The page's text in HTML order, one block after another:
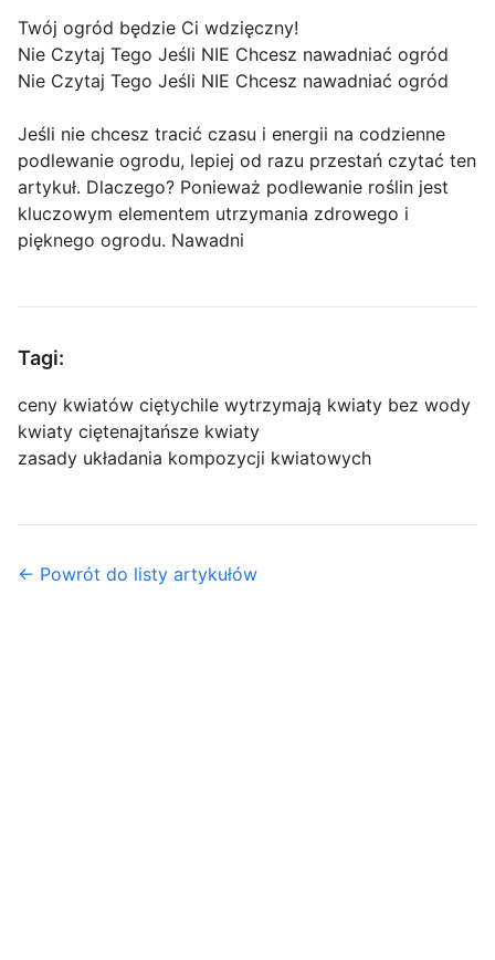
Twój ogród będzie Ci wdzięczny!
Nie Czytaj Tego Jeśli NIE Chcesz nawadniać ogród
Nie Czytaj Tego Jeśli NIE Chcesz nawadniać ogród
Jeśli nie chcesz tracić czasu i energii na codzienne
podlewanie ogrodu, lepiej od razu przestań czytać ten
artykuł. Dlaczego? Ponieważ podlewanie roślin jest
kluczowym elementem utrzymania zdrowego i
pięknego ogrodu. Nawadni
Tagi:
ceny kwiatów ciętychile wytrzymają kwiaty bez wody
kwiaty ciętenajtańsze kwiaty
zasady układania kompozycji kwiatowych
← Powrót do listy artykułów